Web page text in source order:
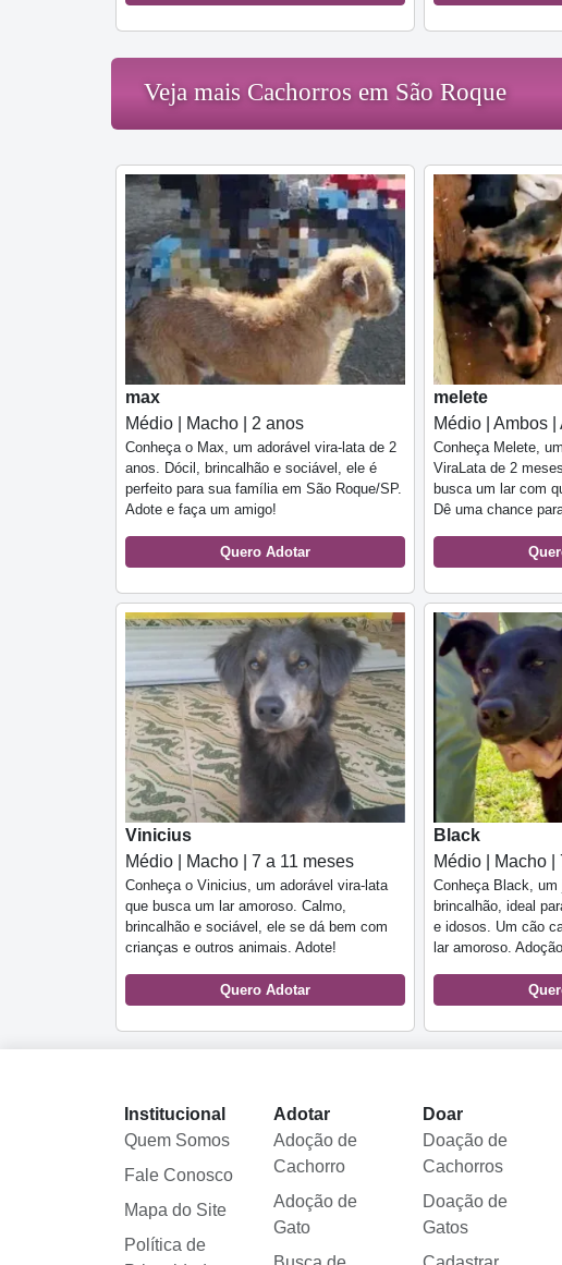
Veja mais Cachorros em São Roque
max
Médio | Macho | 2 anos
Conheça o Max, um adorável vira-lata de 2
anos. Dócil, brincalhão e sociável, ele é
perfeito para sua família em São Roque/SP.
Adote e faça um amigo!
Quero Adotar
melete
Médio | Ambos
Conheça Melete,
ViraLata de 2
busca um lar com
Dê uma chance
Vinicius
Médio | Macho | 7 a 11 meses
Conheça o Vinicius, um adorável vira-lata
que busca um lar amoroso. Calmo,
brincalhão e sociável, ele se dá bem com
crianças e outros animais. Adote!
Quero Adotar
Black
Médio | Macho |
Conheça Black,
brincalhão, ideal
e idosos. Um cão
lar amoroso.
Institucional
Quem Somos
Fale Conosco
Mapa do Site
Política de
Adotar
Adoção de
Cachorro
Adoção de
Gato
Doar
Doação de
Cachorros
Doação de
Gatos